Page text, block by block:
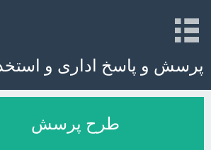
پرسش و پاسخ اداری و
طرح پرسش